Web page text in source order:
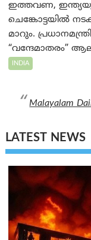
ഇത്തവണ,
ചെങ്കോട്ടയിൽ
മാറും.
“വന്ദേമാതരം”
INDIA
Malayalam
LATEST NEWS